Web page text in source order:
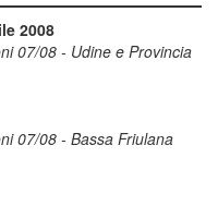
2008
07/08 - Udine e Provincia
07/08 - Bassa Friulana